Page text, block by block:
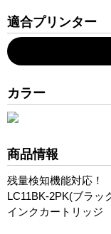
適合プリンター
MFC-495CN
MFC-5890CN
MFC-J615N
MFC-6490CN
MFC-670CD
MFC-670CDW
MFC-675CD
MFC-675CDW
カラー
商品情報
残量検知機能対応！
LC11BK-2PK(ブラッ
インクカートリッジ